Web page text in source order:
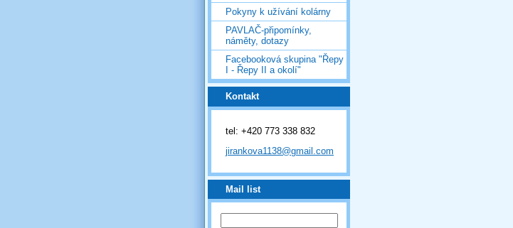
Pokyny k užívání kolárny
PAVLAČ-připomínky,
náměty, dotazy
Facebooková skupina "Řepy
I - Řepy II a okolí"
Kontakt
tel: +420 773 338 832
jirankova1138@gmail.com
Mail list